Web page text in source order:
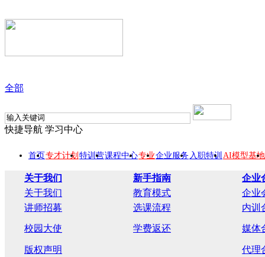
全部
快捷导航 学习中心
首页专才计划 特训营课程中心专业企业服务 入职特训 AI模型基地
关于我们 新手指南
企业
关于我们
教育模式
企业
讲师招募
选课流程 内训
校园大使 学费返还 媒体
版权声明 代理